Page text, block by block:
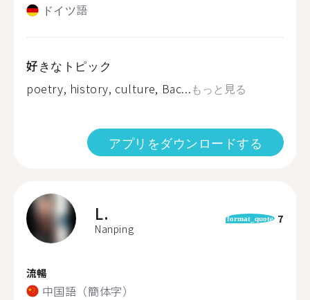
ドイツ語
好きなトピック
poetry, history, culture, Bac...もっと見る
アプリをダウンロードする
L.
Nanping
format_quote 7
流暢
中国語（簡体字）